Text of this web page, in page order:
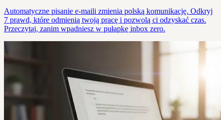
Automatyczne pisanie e-maili zmienia polską komunikację. Odkryj
7 prawd, które odmienią twoją pracę i pozwolą ci odzyskać czas.
Przeczytaj, zanim wpadniesz w pułapkę inbox zero.